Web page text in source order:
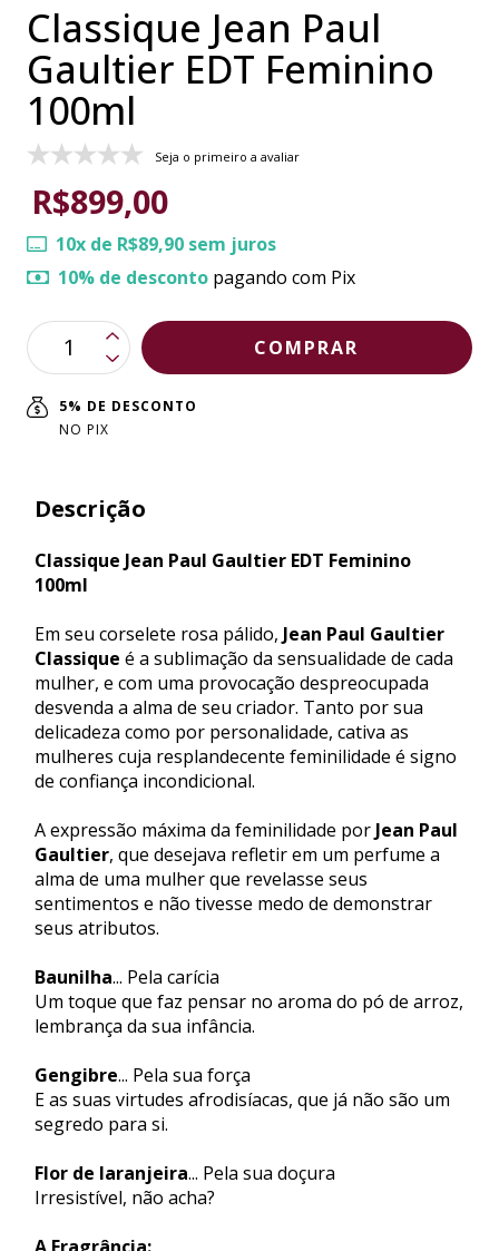
Classique Jean Paul
Gaultier EDT Feminino
100ml
Seja o primeiro a avaliar
R$899,00
10x de R$89,90 sem juros
10% de desconto pagando com Pix
5% DE DESCONTO
NO PIX
Descrição
Classique Jean Paul Gaultier EDT Feminino
100ml
Em seu corselete rosa pálido, Jean Paul Gaultier
Classique é a sublimação da sensualidade de cada
mulher, e com uma provocação despreocupada
desvenda a alma de seu criador. Tanto por sua
delicadeza como por personalidade, cativa as
mulheres cuja resplandecente feminilidade é signo
de confiança incondicional.
A expressão máxima da feminilidade por Jean Paul
Gaultier, que desejava refletir em um perfume a
alma de uma mulher que revelasse seus
sentimentos e não tivesse medo de demonstrar
seus atributos.
Baunilha... Pela carícia
Um toque que faz pensar no aroma do pó de arroz,
lembrança da sua infância.
Gengibre... Pela sua força
E as suas virtudes afrodisíacas, que já não são um
segredo para si.
Flor de laranjeira... Pela sua doçura
Irresistível, não acha?